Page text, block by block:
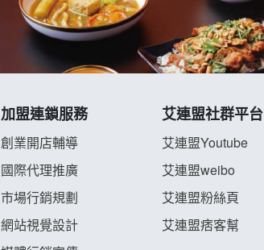
加盟連鎖服務
創業開店輔導
國際代理推廣
市場行銷規劃
網站視覺設計
艾連盟社群平台
艾連盟Youtube
艾連盟weibo
艾連盟粉絲頁
艾連盟痞客幫